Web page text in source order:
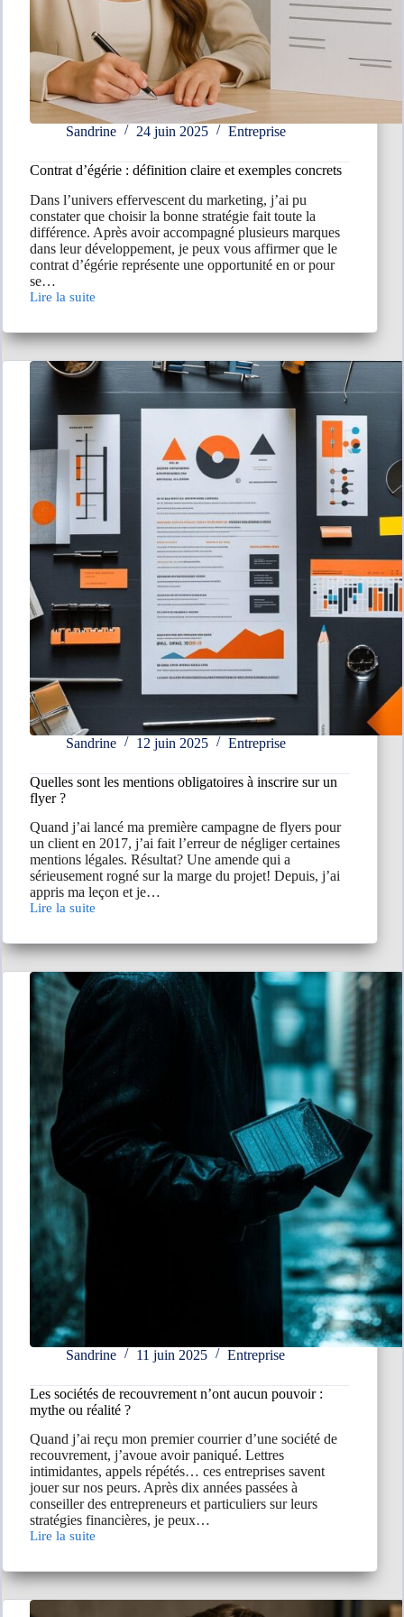
Sandrine 24 juin 2025 Entreprise
Contrat d’égérie : définition claire et exemples concrets
Dans l’univers effervescent du marketing, j’ai pu
constater que choisir la bonne stratégie fait toute la
différence. Après avoir accompagné plusieurs marques
dans leur développement, je peux vous affirmer que le
contrat d’égérie représente une opportunité en or pour
se…
Lire la suite
Contrat
:
définition
claire
Sandrine 12 juin 2025 Entreprise
Quelles sont les mentions obligatoires à inscrire sur un
flyer ?
Quand j’ai lancé ma première campagne de flyers pour
un client en 2017, j’ai fait l’erreur de négliger certaines
mentions légales. Résultat? Une amende qui a
sérieusement rogné sur la marge du projet! Depuis, j’ai
appris ma leçon et je…
Lire la suite
Quelles
les
mentions
obligatoires
inscrire
sur
un
flyer
Sandrine 11 juin 2025 Entreprise
Les sociétés de recouvrement n’ont aucun pouvoir :
mythe ou réalité ?
Quand j’ai reçu mon premier courrier d’une société de
recouvrement, j’avoue avoir paniqué. Lettres
intimidantes, appels répétés… ces entreprises savent
jouer sur nos peurs. Après dix années passées à
conseiller des entrepreneurs et particuliers sur leurs
stratégies financières, je peux…
Lire la suite
Les
de
recouvrement
n’ont